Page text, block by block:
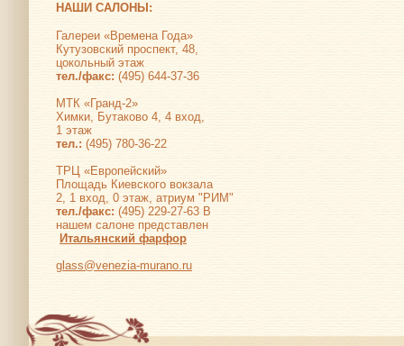
НАШИ САЛОНЫ:
Галереи «Времена Года»
Кутузовский проспект, 48,
цокольный этаж
тел./факс: (495) 644-37-36
МТК «Гранд-2»
Химки, Бутаково 4, 4 вход,
1 этаж
тел.: (495) 780-36-22
ТРЦ «Европейский»
Площадь Киевского вокзала
2, 1 вход, 0 этаж, атриум "РИМ"
тел./факс: (495) 229-27-63 В
нашем салоне представлен
Итальянский фарфор
glass@venezia-murano.ru